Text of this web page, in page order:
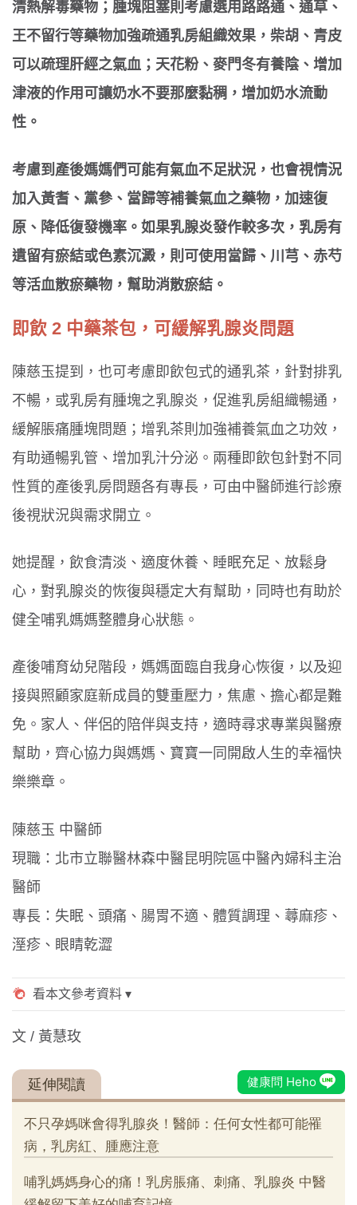
清熱解毒藥物；腫塊阻塞則考慮選用路路通、通草、
王不留行等藥物加強疏通乳房組織效果，柴胡、青皮
可以疏理肝經之氣血；天花粉、麥門冬有養陰、增加
津液的作用可讓奶水不要那麼黏稠，增加奶水流動
性。
考慮到產後媽媽們可能有氣血不足狀況，也會視情況
加入黃耆、黨參、當歸等補養氣血之藥物，加速復
原、降低復發機率。如果乳腺炎發作較多次，乳房有
遺留有瘀結或色素沉澱，則可使用當歸、川芎、赤芍
等活血散瘀藥物，幫助消散瘀結。
即飲 2 中藥茶包，可緩解乳腺炎問題
陳慈玉提到，也可考慮即飲包式的通乳茶，針對排乳
不暢，或乳房有腫塊之乳腺炎，促進乳房組織暢通，
緩解脹痛腫塊問題；增乳茶則加強補養氣血之功效，
有助通暢乳管、增加乳汁分泌。兩種即飲包針對不同
性質的產後乳房問題各有專長，可由中醫師進行診療
後視狀況與需求開立。
她提醒，飲食清淡、適度休養、睡眠充足、放鬆身
心，對乳腺炎的恢復與穩定大有幫助，同時也有助於
健全哺乳媽媽整體身心狀態。
產後哺育幼兒階段，媽媽面臨自我身心恢復，以及迎
接與照顧家庭新成員的雙重壓力，焦慮、擔心都是難
免。家人、伴侶的陪伴與支持，適時尋求專業與醫療
幫助，齊心協力與媽媽、寶寶一同開啟人生的幸福快
樂樂章。
陳慈玉 中醫師
現職：北市立聯醫林森中醫昆明院區中醫內婦科主治
醫師
專長：失眠、頭痛、腸胃不適、體質調理、蕁麻疹、
溼疹、眼睛乾澀
文 / 黃慧玫